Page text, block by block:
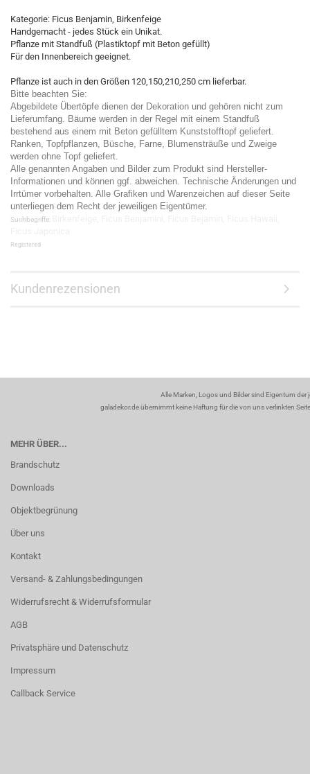
Kategorie: Ficus Benjamin, Birkenfeige
Handgemacht - jedes Stück ein Unikat.
Pflanze mit Standfuß (Plastiktopf mit Beton gefüllt)
Für den Innenbereich geeignet.
Pflanze ist auch in den Größen 120,150,210,250 cm lieferbar.
Bitte beachten Sie:
Abgebildete Übertöpfe dienen der Dekoration und gehören nicht zum
Lieferumfang. Bäume werden in der Regel mit einem Standfuß
bestehend aus einem mit Beton gefülltem Kunststofftopf geliefert.
Ranken, Topfpflanzen, Büsche, Farne, Blumensträuße und Zweige
werden ohne Topf geliefert.
Alle genannten Angaben und Bilder zum Produkt sind Hersteller-
Informationen und können ggf. abweichen. Technische Änderungen und
Irrtümer vorbehalten. Alle Grafiken und Warenzeichen auf dieser Seite
unterliegen dem Recht der jeweiligen Eigentümer.
Suchbegriffe:
Registered
Kundenrezensionen
Alle Marken, Logos und Bilder sind Eigentum
galadekor.de übernimmt keine Haftung für die von uns verlinkten
MEHR ÜBER...
Brandschutz
Downloads
Objektbegrünung
Über uns
Kontakt
Versand- & Zahlungsbedingungen
Widerrufsrecht & Widerrufsformular
AGB
Privatsphäre und Datenschutz
Impressum
Callback Service